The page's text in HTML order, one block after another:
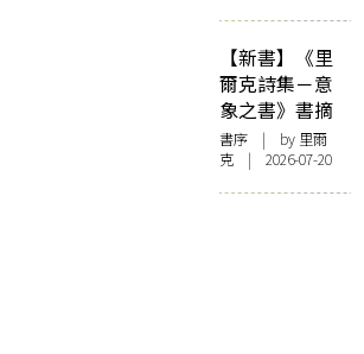
【新書】《里
爾克詩集－意
象之書》書摘
書序 | by 里爾
克 | 2026-07-20